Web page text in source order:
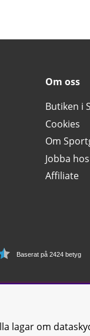
Om oss
Butiken i
Cookies
Om
Jobba
Affiliate
Baserat på 2424 betyg
| All rights reserved |
lagar om